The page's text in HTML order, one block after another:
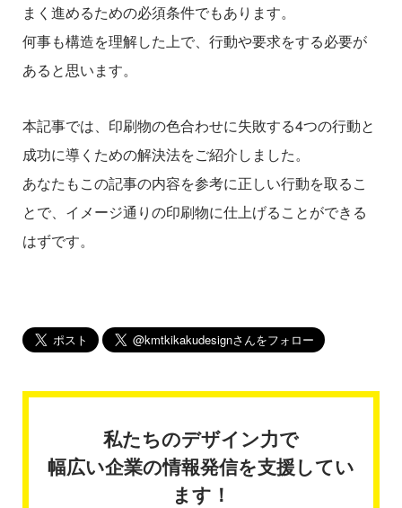
まく進めるための必須条件でもあります。
何事も構造を理解した上で、行動や要求をする必要が
あると思います。
本記事では、印刷物の色合わせに失敗する4つの行動と
成功に導くための解決法をご紹介しました。
あなたもこの記事の内容を参考に正しい行動を取るこ
とで、イメージ通りの印刷物に仕上げることができる
はずです。
私たちのデザイン力で
幅広い企業の情報発信を支援してい
ます！